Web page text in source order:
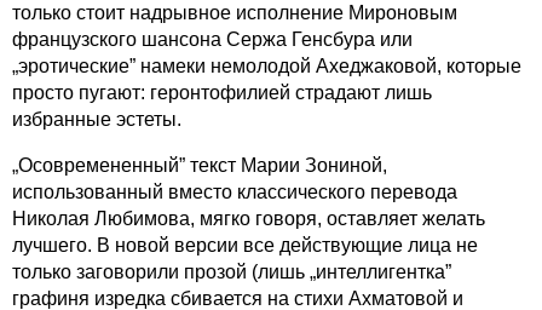
только стоит надрывное исполнение Мироновым
французского шансона Сержа Генсбура или
„эротические” намеки немолодой Ахеджаковой, которые
просто пугают: геронтофилией страдают лишь
избранные эстеты.
„Осовремененный” текст Марии Зониной,
использованный вместо классического перевода
Николая Любимова, мягко говоря, оставляет желать
лучшего. В новой версии все действующие лица не
только заговорили прозой (лишь „интеллигентка”
графиня изредка сбивается на стихи Ахматовой и